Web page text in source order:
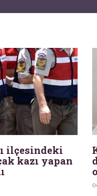
ilçesindeki
kazı yapan